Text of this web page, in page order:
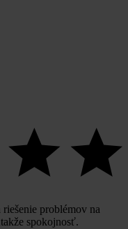
problémov na
spokojnosť.